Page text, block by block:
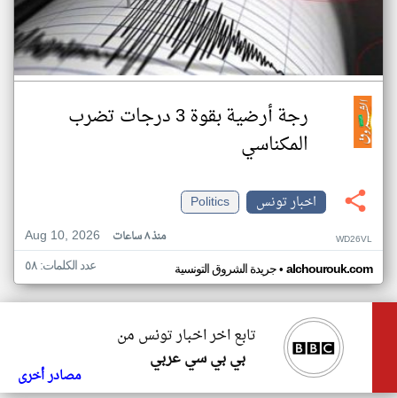
رجة أرضية بقوة 3 درجات تضرب
المكناسي
اخبار تونس
Politics
Aug 10, 2026
منذ ٨ ساعات WD26VL
جريدة الشروق التونسية• alchourouk.com عدد الكلمات: ٥٨
تابع اخر اخبار تونس من
بي بي سي عربي
مصادر أخرى